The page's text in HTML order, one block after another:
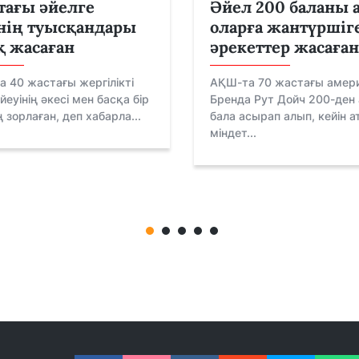
әйелге
туысқандары
жасаған
40 жастағы жергілікті
әкесі мен басқа бір
деп хабарла...
Әйел 200 баланы
оларға
әрекеттер жасаған
АҚШ-та 70 жастағы
Бренда Рут Дойч 200-ден
бала асырап алып, кейін
міндет...